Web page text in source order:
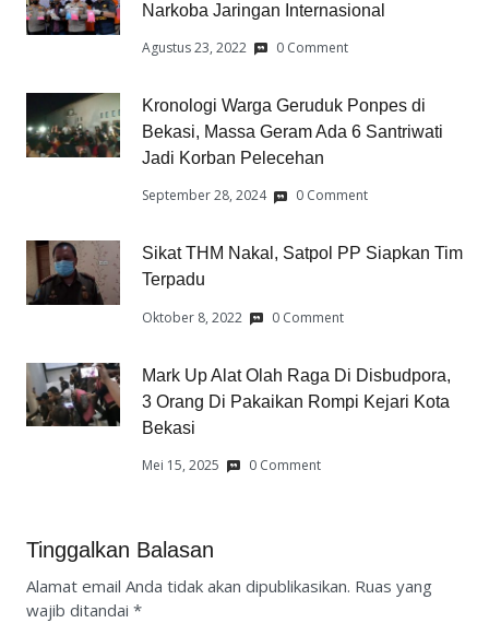
Narkoba Jaringan Internasional
Agustus 23, 2022 0 Comment
Kronologi Warga Geruduk Ponpes di
Bekasi, Massa Geram Ada 6 Santriwati
Jadi Korban Pelecehan
September 28, 2024 0 Comment
Sikat THM Nakal, Satpol PP Siapkan Tim
Terpadu
Oktober 8, 2022 0 Comment
Mark Up Alat Olah Raga Di Disbudpora,
3 Orang Di Pakaikan Rompi Kejari Kota
Bekasi
Mei 15, 2025 0 Comment
Tinggalkan Balasan
Alamat email Anda tidak akan dipublikasikan. Ruas yang
wajib ditandai *